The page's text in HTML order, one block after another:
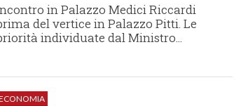
in Palazzo Medici Riccardi
del vertice in Palazzo Pitti. Le
individuate dal Ministro...